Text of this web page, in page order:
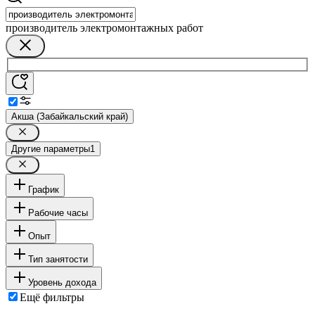
производитель электромонтажных работ
Акша (Забайкальский край)
Другие параметры1
График
Рабочие часы
Опыт
Тип занятости
Уровень дохода
Ещё фильтры